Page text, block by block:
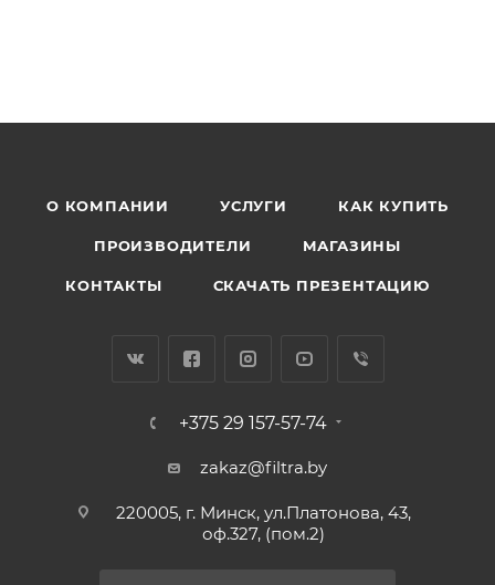
О КОМПАНИИ УСЛУГИ КАК КУПИТЬ
ПРОИЗВОДИТЕЛИ МАГАЗИНЫ
КОНТАКТЫ СКАЧАТЬ ПРЕЗЕНТАЦИЮ
+375 29 157-57-74
zakaz@filtra.by
220005, г. Минск, ул.Платонова, 43,
оф.327, (пом.2)